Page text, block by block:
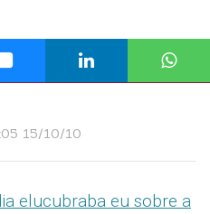
15/10/10
elucubraba eu sobre a